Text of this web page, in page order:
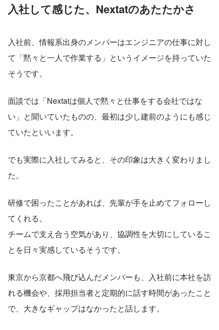
入社して感じた、Nextatのあたたかさ
入社前、情報系出身のメンバーはエンジニアの仕事に対し
て「黙々と一人で作業する」というイメージを持っていた
そうです。
面談では「Nextatは個人で黙々と仕事をする会社ではな
い」と聞いていたものの、最初は少し建前のようにも感じ
ていたといいます。
でも実際に入社してみると、その印象は大きく変わりまし
た。
研修で困ったことがあれば、先輩が手を止めてフォローし
てくれる。
チームで支え合う空気があり、協調性を大切にしているこ
とを日々実感しているそうです。
東京から京都へ飛び込んだメンバーも、入社前に本社を訪
れる機会や、採用担当者と定期的に話す時間があったこと
で、大きなギャップはなかったと話します。